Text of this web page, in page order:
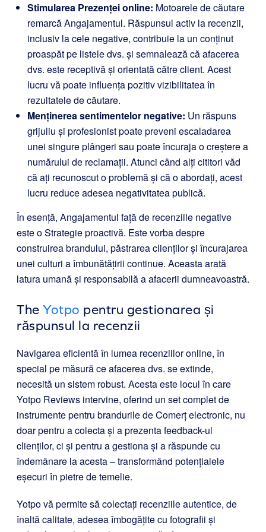
Stimularea Prezenței online: Motoarele de căutare
remarcă Angajamentul. Răspunsul activ la recenzii,
inclusiv la cele negative, contribuie la un conținut
proaspăt pe listele dvs. și semnalează că afacerea
dvs. este receptivă și orientată către client. Acest
lucru vă poate influența pozitiv vizibilitatea în
rezultatele de căutare.
Menținerea sentimentelor negative: Un răspuns
grijuliu și profesionist poate preveni escaladarea
unei singure plângeri sau poate încuraja o creștere a
numărului de reclamații. Atunci când alți cititori văd
că ați recunoscut o problemă și că o abordați, acest
lucru reduce adesea negativitatea publică.
În esență, Angajamentul față de recenziile negative
este o Strategie proactivă. Este vorba despre
construirea brandului, păstrarea clienților și încurajarea
unei culturi a îmbunătățirii continue. Aceasta arată
latura umană și responsabilă a afacerii dumneavoastră.
The Yotpo pentru gestionarea și
răspunsul la recenzii
Navigarea eficientă în lumea recenziilor online, în
special pe măsură ce afacerea dvs. se extinde,
necesită un sistem robust. Acesta este locul în care
Yotpo Reviews intervine, oferind un set complet de
instrumente pentru brandurile de Comerț electronic, nu
doar pentru a colecta și a prezenta feedback-ul
clienților, ci și pentru a gestiona și a răspunde cu
îndemânare la acesta – transformând potențialele
eșecuri în pietre de temelie.
Yotpo vă permite să colectați recenziile autentice, de
înaltă calitate, adesea îmbogățite cu fotografii și